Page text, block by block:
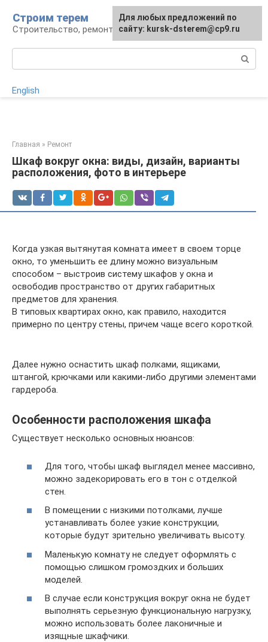
контенту
Строим терем
Строительство, ремонт, ландшафт
English
Главная » Ремонт
Шкаф вокруг окна: виды, дизайн, варианты
расположения, фото в интерьере
Когда узкая вытянутая комната имеет в своем торце
окно, то уменьшить ее длину можно визуальным
способом – выстроив систему шкафов у окна и
освободив пространство от других габаритных
предметов для хранения.
В типовых квартирах окно, как правило, находится
примерно по центру стены, причем чаще всего короткой.
Далее нужно оснастить шкаф полками, ящиками,
штангой, крючками или какими-либо другими элементами
гардероба.
Особенности расположения шкафа
Существует несколько основных нюансов:
Для того, чтобы шкаф выглядел менее массивно,
можно задекорировать его в тон с отделкой
стен.
В помещении с низкими потолками, лучше
устанавливать более узкие конструкции,
которые будут зрительно увеличивать высоту.
Маленькую комнату не следует оформлять с
помощью слишком громоздких и больших
моделей.
В случае если конструкция вокруг окна не будет
выполнять серьезную функциональную нагрузку,
можно использовать более лаконичные и
изящные шкафчики.
Для любых предложений по
сайту: kursk-dsterem@cp9.ru